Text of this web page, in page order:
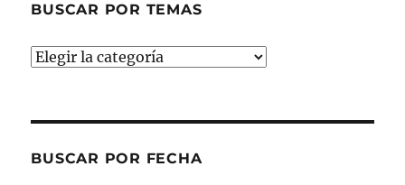
BUSCAR POR TEMAS
Buscar
BUSCAR POR FECHA